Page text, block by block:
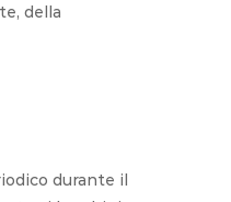
della
durante il